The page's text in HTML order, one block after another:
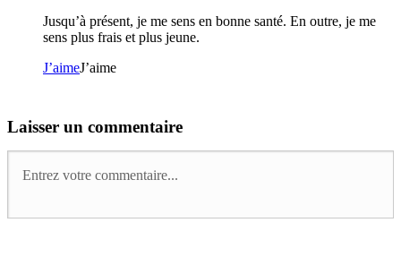
Jusqu’à présent, je me sens en bonne santé. En outre, je me
sens plus frais et plus jeune.
J’aimeJ’aime
Laisser un commentaire